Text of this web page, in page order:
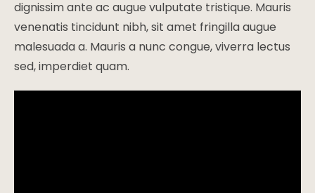
dignissim ante ac augue vulputate tristique. Mauris
venenatis tincidunt nibh, sit amet fringilla augue
malesuada a. Mauris a nunc congue, viverra lectus
sed, imperdiet quam.